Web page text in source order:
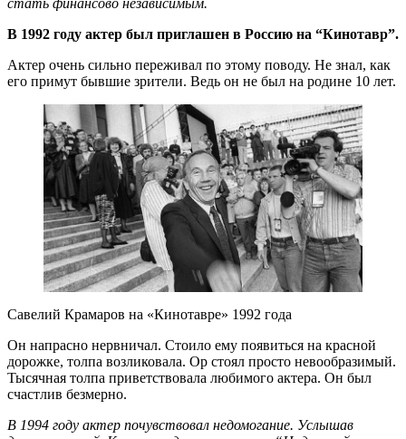
В 1992 году актер был приглашен в Россию на “Кинотавр”.
Актер очень сильно переживал по этому поводу. Не знал, как
его примут бывшие зрители. Ведь он не был на родине 10 лет.
Савелий Крамаров на «Кинотавре» 1992 года
Он напрасно нервничал. Стоило ему появиться на красной
дорожке, толпа возликовала. Ор стоял просто невообразимый.
Тысячная толпа приветствовала любимого актера. Он был
счастлив безмерно.
В 1994 году актер почувствовал недомогание. Услышав